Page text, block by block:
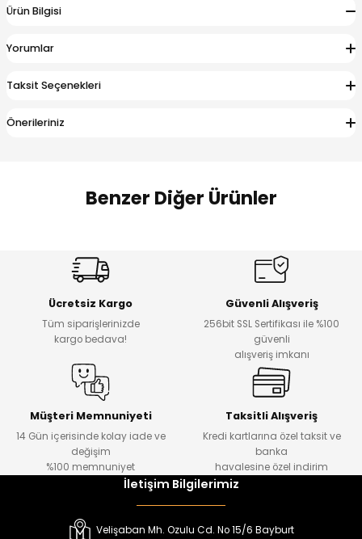
Ürün Bilgisi
Yorumlar
Taksit Seçenekleri
Önerileriniz
Benzer Diğer Ürünler
Onca Çizgili Erkek Çocuk Şort
Urban Fit Erkek Çocuk Pantolon
Kampçı Minik Erkek Çocuk 2'li Şortlu Takım
Kampçı Minik Erkek Çocuk 2'li Şortlu Takım
Ücretsiz Kargo
Tüm siparişlerinizde
kargo bedava!
Güvenli Alışveriş
256bit SSL Sertifikası ile %100
güvenli
alışveriş imkanı
Müşteri Memnuniyeti
14 Gün içerisinde kolay iade ve
değişim
%100 memnuniyet
Taksitli Alışveriş
Kredi kartlarına özel taksit ve
banka
havalesine özel indirim
İletişim Bilgilerimiz
Velişaban Mh. Ozulu Cd. No 15/6 Bayburt
Alt
ve Taç